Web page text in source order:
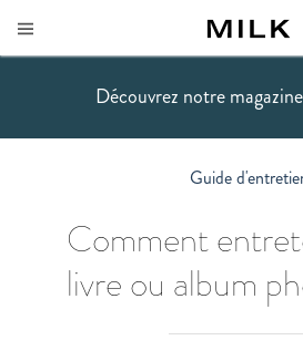
Découvrez notre
Guide
Comment
livre ou album